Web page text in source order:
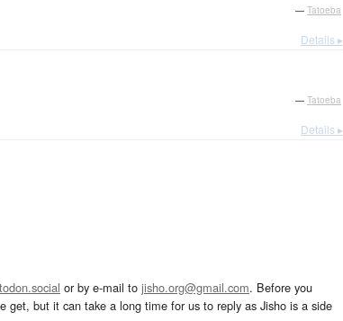
— Tatoeba
Details ▸
— Tatoeba
Details ▸
or by e-mail to jisho.org@gmail.com. Before you
get, but it can take a long time for us to reply as Jisho is a side